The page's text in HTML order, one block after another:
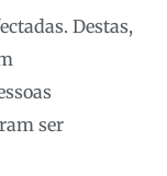
Destas,
ser